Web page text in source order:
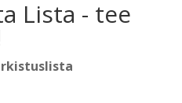
Lista - tee